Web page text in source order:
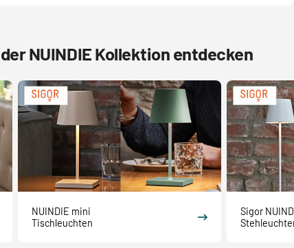
NUINDIE Kollektion entdecken
NUINDIE mini
Tischleuchten
Sigor